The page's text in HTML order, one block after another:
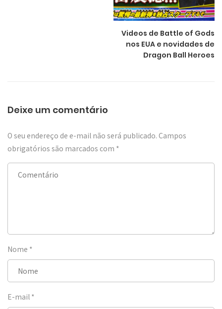
Videos de Battle of Gods
nos EUA e novidades de
Dragon Ball Heroes
Deixe um comentário
O seu endereço de e-mail não será publicado. Campos
obrigatórios são marcados com *
Nome *
E-mail *